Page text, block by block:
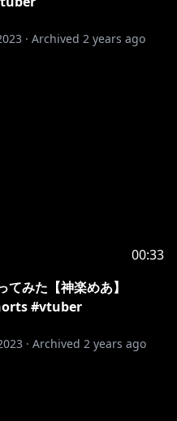
て様々な特典が受けれま
· Archived 2 years ago
00:33
みた【神楽めあ】
#vtuber
· Archived 2 years ago